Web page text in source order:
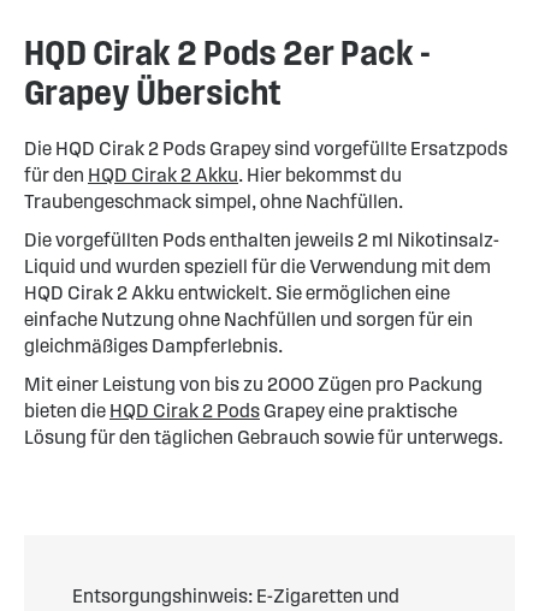
HQD Cirak 2 Pods 2er Pack -
Grapey Übersicht
Die HQD Cirak 2 Pods Grapey sind vorgefüllte Ersatzpods
für den HQD Cirak 2 Akku. Hier bekommst du
Traubengeschmack simpel, ohne Nachfüllen.
Die vorgefüllten Pods enthalten jeweils 2 ml Nikotinsalz-
Liquid und wurden speziell für die Verwendung mit dem
HQD Cirak 2 Akku entwickelt. Sie ermöglichen eine
einfache Nutzung ohne Nachfüllen und sorgen für ein
gleichmäßiges Dampferlebnis.
Mit einer Leistung von bis zu 2000 Zügen pro Packung
bieten die HQD Cirak 2 Pods Grapey eine praktische
Lösung für den täglichen Gebrauch sowie für unterwegs.
Entsorgungshinweis: E-Zigaretten und